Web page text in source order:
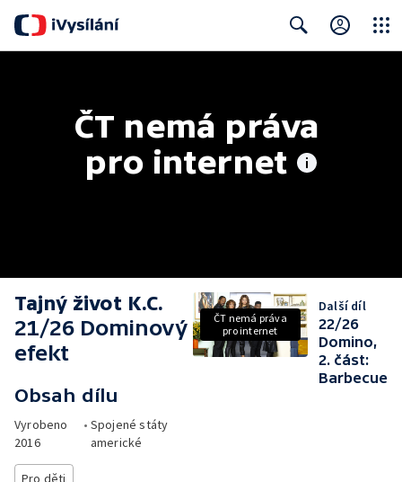
ČT nemá práva
pro internet
Tajný život K.C.
21/26 Dominový
efekt
Obsah dílu
Vyrobeno
2016
• Spojené státy
americké
Pro děti
ČT nemá práva
pro internet
Další díl
22/26
Domino,
2. část:
Barbecue